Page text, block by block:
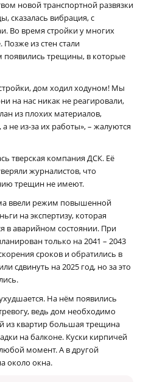
новой транспортной развязки
сказалась вибрация, с
Во время стройки у многих
Позже из стен стали
появились трещины, в которые
дом ходил ходуном! Мы
на нас никак не реагировали,
из плохих материалов,
не из-за их работы», – жалуются
тверская компания ДСК. Её
журналистов, что
трещин не имеют.
ввели режим повышенной
на экспертизу, которая
в аварийном состоянии. При
только на 2041 – 2043
сроков и обратились в
сдвинуть на 2025 год, но за это
На нём появились
ведь дом необходимо
из квартир большая трещина
на балконе. Куски кирпичей
момент. А в другой
около окна.